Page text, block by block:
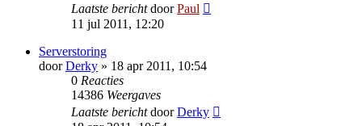
Laatste berichtdoorPaul
11 jul 2011, 12:20
Serverstoring
doorDerky » 18 apr 2011, 10:54
0 Reacties
14386 Weergaves
Laatste berichtdoorDerky